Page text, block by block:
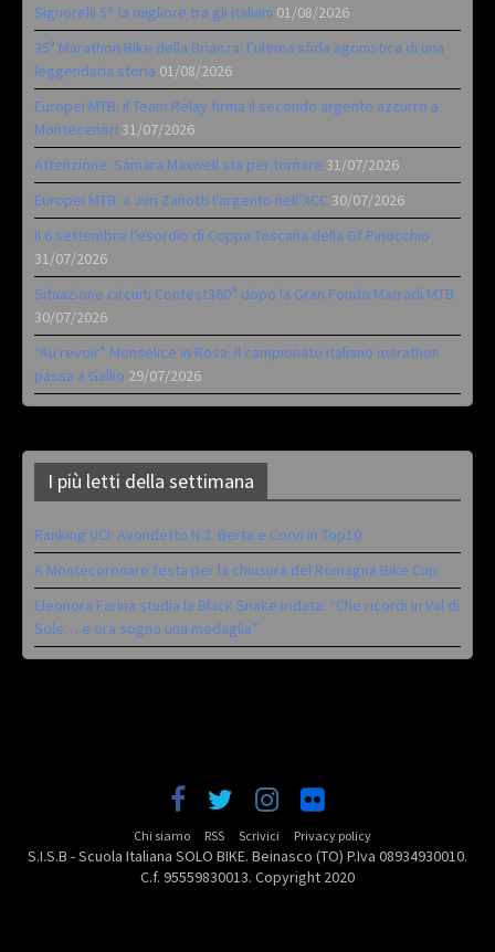
Signorelli 5^ la migliore tra gli italiani 01/08/2026
35ª Marathon Bike della Brianza: l’ultima sfida agonistica di una
leggendaria storia 01/08/2026
Europei MTB: il Team Relay firma il secondo argento azzurro a
Monteceneri 31/07/2026
Attenzione: Samara Maxwell sta per tornare 31/07/2026
Europei MTB: a Juri Zanotti l’argento nell’XCC 30/07/2026
Il 6 settembre l’esordio di Coppa Toscana della Gf Pinocchio
31/07/2026
Situazione circuiti Contest360° dopo la Gran Fondo Marradi MTB
30/07/2026
“Au revoir” Monselice in Rosa. Il campionato italiano marathon
passa a Gallio 29/07/2026
I più letti della settimana
Ranking UCI: Avondetto N.2. Berta e Corvi in Top10
A Montecoronaro festa per la chiusura del Romagna Bike Cup
Eleonora Farina studia la Black Snake iridata: “Che ricordi in Val di
Sole… e ora sogno una medaglia”
Chi siamo RSS Scrivici Privacy policy
S.I.S.B - Scuola Italiana SOLO BIKE. Beinasco (TO) P.Iva 08934930010.
C.f. 95559830013. Copyright 2020